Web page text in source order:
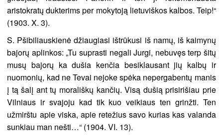
aristokratų dukterims per mokytoją lietuviškos kalbos. Teip!“
(1903. X. 3).
S. Pšibiliauskienė džiaugiasi ištrūkusi iš namų, iš kaimynų
bajorų aplinkos: „Tu suprasti negali Jurgi, nebuvęs terp šitų
musų bajorų ka dušia kenčia besiklausant jių kalbų ir
nuomonių, kad ne Tevai nejoke spėka nepergabentų manis
į tą šalį ant tų morališkų kančių. Visą dušią prisirišiau prie
Vilniaus ir svajoju kad tik kuo veikiaus ten grinžti. Ten
užmirštu apie viska, apie retežius savo kurias kas valanda
sunkiau man nešti…“ (1904. VI. 13).